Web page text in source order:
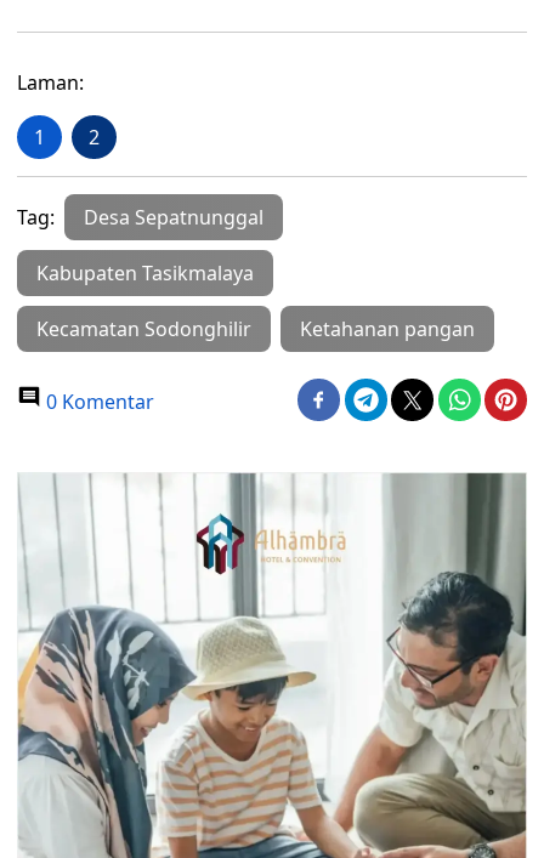
Laman:
1 2
Tag: Desa Sepatnunggal
Kabupaten Tasikmalaya
Kecamatan Sodonghilir Ketahanan pangan
0 Komentar